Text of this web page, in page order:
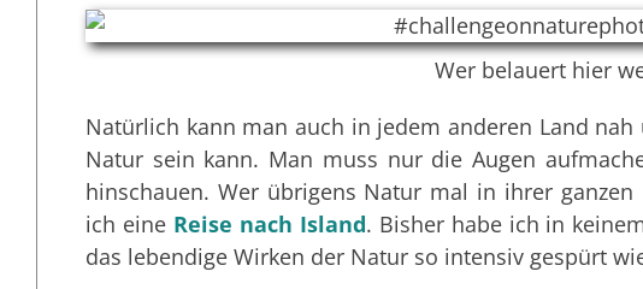
Wer belauert hier
Natürlich kann man auch in jedem anderen Land
Natur sein kann. Man muss nur die Augen
hinschauen. Wer übrigens Natur mal in ihrer
ich eine Reise nach Island. Bisher habe ich in
das lebendige Wirken der Natur so intensiv gespürt